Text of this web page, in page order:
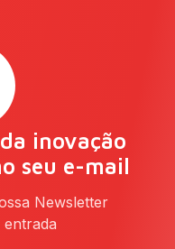
inovação
seu e-mail
Newsletter
entrada